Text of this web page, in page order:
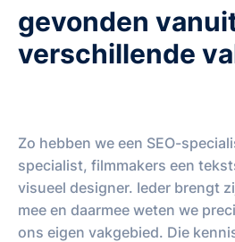
gevonden
verschillende
Zo hebben we een SEO-
specialist, filmmakers een
visueel designer. Ieder brengt
mee en daarmee weten we
ons eigen vakgebied. Die